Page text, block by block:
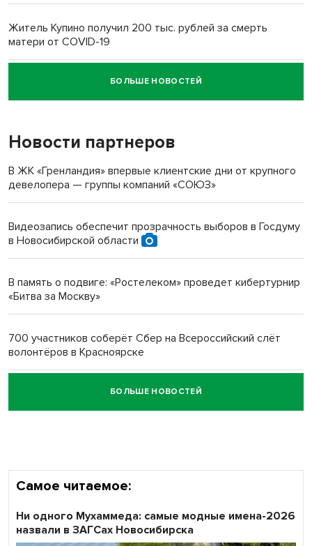
Житель Купино получил 200 тыс. рублей за смерть
матери от COVID-19
Новосибирский суд наказал водителя за смерть
пенсионерки на вокзале
«Мы живём на пастбище!»: в новосибирском селе лошади
терроризируют жителей
Инвалид получил условный срок за избиение врачей
Новосибирский преподаватель с женой вошли в топ-16
Обновлённое отделение ВТБ открылось в Искитиме
БОЛЬШЕ НОВОСТЕЙ
Новости партнеров
В ЖК «Гренландия» впервые клиентские дни от крупного
девелопера — группы компаний «СОЮЗ»
Видеозапись обеспечит прозрачность выборов в Госдуму
в Новосибирской области
В память о подвиге: «Ростелеком» проведет кибертурнир
«Битва за Москву»
700 участников соберёт Сбер на Всероссийский слёт
волонтёров в Красноярске
Честный выбор: видеонаблюдение обеспечит
объективность результатов ЕДГ в Новосибирской
БОЛЬШЕ НОВОСТЕЙ
Самое читаемое:
Ни одного Мухаммеда: самые модные имена-2026
назвали в ЗАГСах Новосибирска